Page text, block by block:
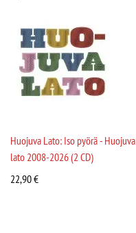
Huojuva Lato: Iso pyörä - Huojuva
lato 2008-2026 (2 CD)
22,90€